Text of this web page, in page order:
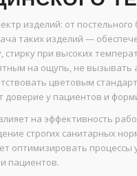
изделий: от
таких изделий —
при высоких
на ощупь, не вызывать
цветовым
у пациентов и
на эффективность
строгих санитарных
оптимизировать процессы
пациентов.